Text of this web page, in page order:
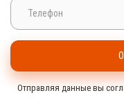
Отправляя данные вы